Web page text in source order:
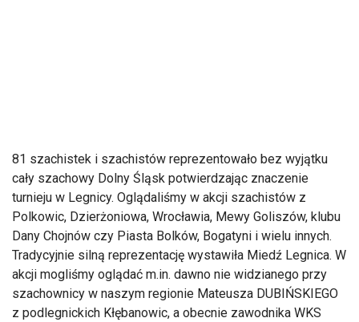
81 szachistek i szachistów reprezentowało bez wyjątku
cały szachowy Dolny Śląsk potwierdzając znaczenie
turnieju w Legnicy. Oglądaliśmy w akcji szachistów z
Polkowic, Dzierżoniowa, Wrocławia, Mewy Goliszów, klubu
Dany Chojnów czy Piasta Bolków, Bogatyni i wielu innych.
Tradycyjnie silną reprezentację wystawiła Miedź Legnica. W
akcji mogliśmy oglądać m.in. dawno nie widzianego przy
szachownicy w naszym regionie Mateusza DUBIŃSKIEGO
z podlegnickich Kłębanowic, a obecnie zawodnika WKS